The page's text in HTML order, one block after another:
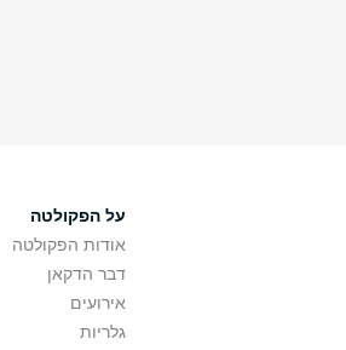
על הפקולטה
אודות הפקולטה
דבר הדקאן
אירועים
גלריות